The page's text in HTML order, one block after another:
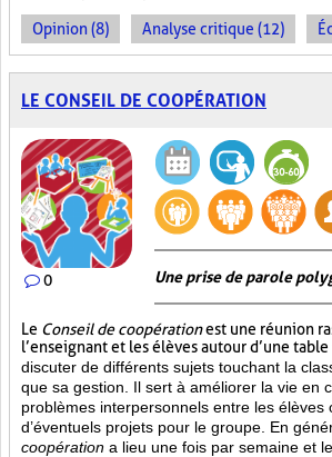
Opinion (8) Analyse critique (12)
LE CONSEIL DE COOPÉRATION
0 Une prise de parole
Le Conseil de coopérationest une réunion
l’enseignant et les élèves autour d’une table
discuter de différents sujets touchant la
que sa gestion. Il sert à améliorer la vie en
problèmes interpersonnels entre les élèves
d’éventuels projets pour le groupe. En
coopération a lieu une fois par semaine et